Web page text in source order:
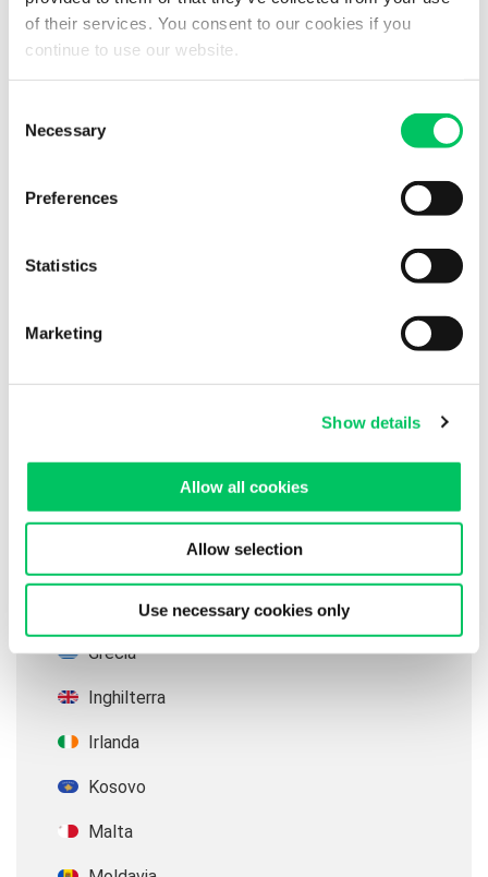
of their services. You consent to our cookies if you
continue to use our website.
Selection
Necessary
Preferences
Statistics
Marketing
Show details
Allow all cookies
Allow selection
Use necessary cookies only
Internazionali
Baltico
Bosnia
Bulgaria
Finlandia
Germania
Grecia
Inghilterra
Irlanda
Kosovo
Malta